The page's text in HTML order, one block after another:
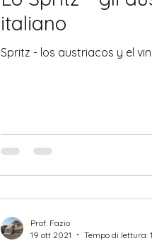
italiano
Spritz - los austriacos y el
Prof. Fazio
19 ott 2021
Tempo di lettura: